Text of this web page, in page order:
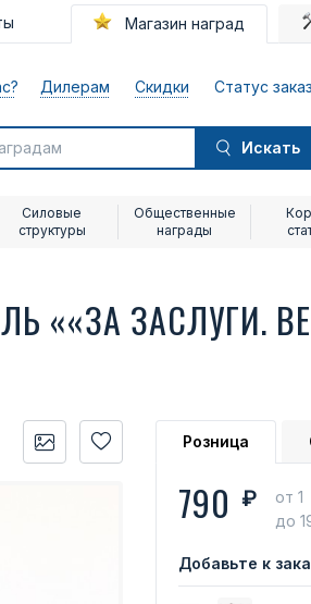
Магазин наград
Дилерам Скидки Статус
Искать
Силовые
структуры
Общественные
награды
««ЗА ЗАСЛУГИ.
Розница
790 ₽
от 1
до
Добавьте к